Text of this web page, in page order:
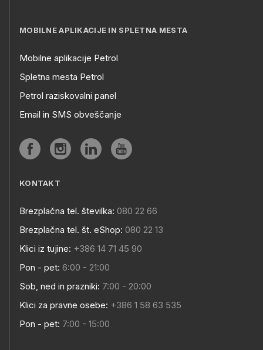
MOBILNE APLIKACIJE IN SPLETNA MESTA
Mobilne aplikacije Petrol
Spletna mesta Petrol
Petrol raziskovalni panel
Email in SMS obveščanje
KONTAKT
Brezplačna tel. številka: 080 22 66
Brezplačna tel. št. eShop: 080 22 13
Klici iz tujine: +386 14 71 45 90
Pon - pet: 6:00 - 21:00
Sob, ned in prazniki: 7:00 - 20:00
Klici za pravne osebe: +386 1 58 63 535
Pon - pet: 7:00 - 15:00